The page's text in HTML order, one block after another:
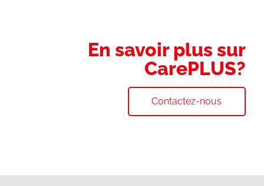
En savoir plus sur
CarePLUS?
Contactez-nous